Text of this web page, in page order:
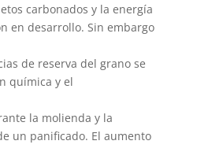
carbonados y la energía
en desarrollo. Sin embargo
de reserva del grano se
química y el
la molienda y la
un panificado. El aumento